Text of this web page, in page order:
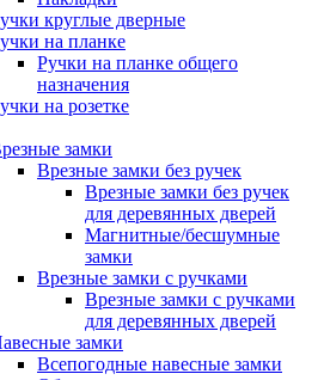
круглые дверные
на планке
Ручки на планке общего
назначения
на розетке
замки
Врезные замки без ручек
Врезные замки без ручек
для деревянных дверей
Магнитные/бесшумные
замки
Врезные замки с ручками
Врезные замки с ручками
для деревянных дверей
замки
Всепогодные навесные замки